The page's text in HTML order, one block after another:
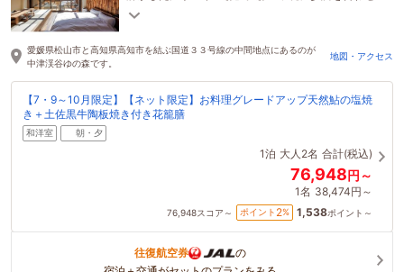
仁淀川町産の木造建築が特徴。
愛媛県松山市と高知県高知市を結ぶ国道３３号線の中間地点にあるのが
中津渓谷ゆの森です。
地図・アクセス
【7・9～10月限定】【ネット限定】お料理グレードアップ天然鮎の塩焼
き＋土佐黒牛陶板焼き付き花籠膳
和洋室 朝・夕
1泊 大人2名 合計(税込)
76,948円～
1名 38,474円～
76,948スコア～ ポイント 2% 1,538ポイント～
往復航空券
の